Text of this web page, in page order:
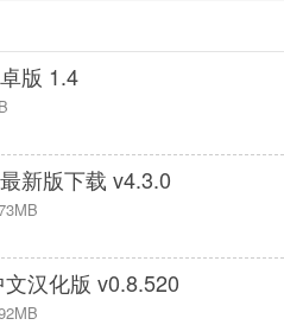
以做出合理正确的选择。当然，
；
决难题；
节都不一样；
版 1.4
新版下载 v4.3.0
汉化版 v0.8.520